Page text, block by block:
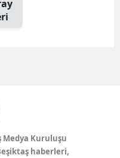
Medya Kuruluşu
haberleri,